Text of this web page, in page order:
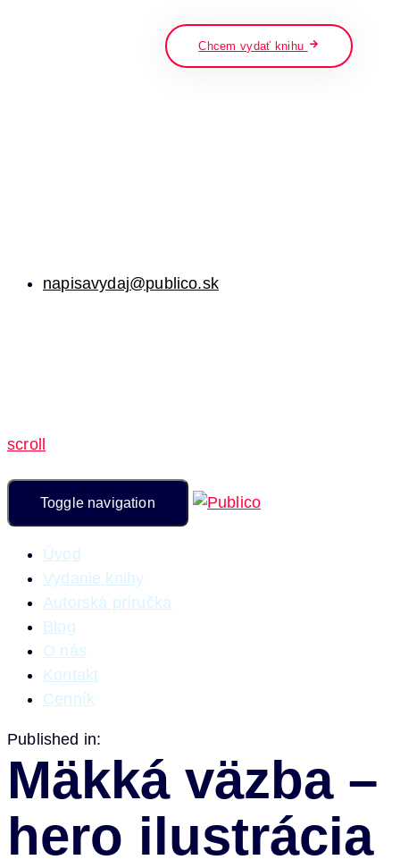
Chcem vydať knihu
napisavydaj@publico.sk
scroll
Toggle navigation
Úvod
Vydanie knihy
Autorská príručka
Blog
O nás
Kontakt
Cenník
Published in:
Mäkká väzba –
hero ilustrácia